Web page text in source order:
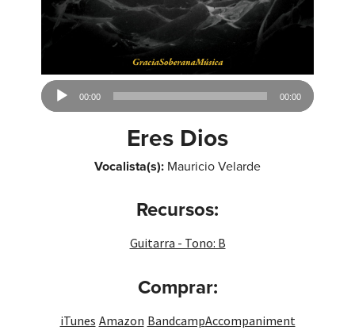
Reproductor
de
audio
00:00 00:00
Eres Dios
Vocalista(s): Mauricio Velarde
Recursos:
Guitarra - Tono: B
Comprar:
iTunes Amazon BandcampAccompaniment